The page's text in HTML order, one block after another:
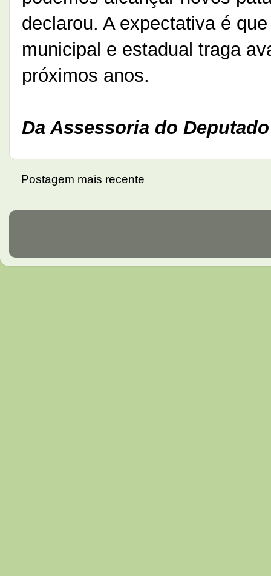
declarou. A expectativa é
municipal e estadual traga
próximos anos.
Da Assessoria do
Postagem mais recente